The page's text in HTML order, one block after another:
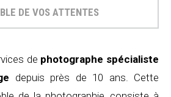
DE VOS ATTENTES
de photographe spécialiste
depuis près de 10 ans. Cette